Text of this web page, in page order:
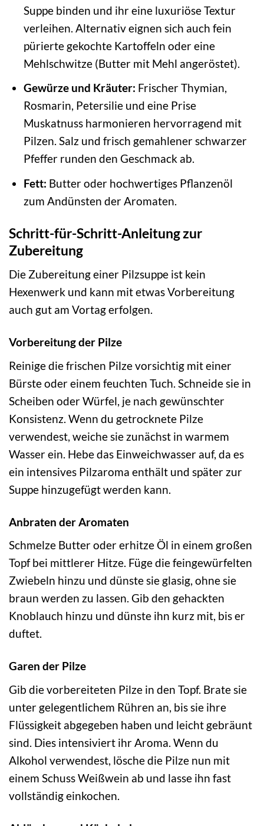
Suppe binden und ihr eine luxuriöse Textur
verleihen. Alternativ eignen sich auch fein
pürierte gekochte Kartoffeln oder eine
Mehlschwitze (Butter mit Mehl angeröstet).
Gewürze und Kräuter: Frischer Thymian,
Rosmarin, Petersilie und eine Prise
Muskatnuss harmonieren hervorragend mit
Pilzen. Salz und frisch gemahlener schwarzer
Pfeffer runden den Geschmack ab.
Fett: Butter oder hochwertiges Pflanzenöl
zum Andünsten der Aromaten.
Schritt-für-Schritt-Anleitung zur
Zubereitung
Die Zubereitung einer Pilzsuppe ist kein
Hexenwerk und kann mit etwas Vorbereitung
auch gut am Vortag erfolgen.
Vorbereitung der Pilze
Reinige die frischen Pilze vorsichtig mit einer
Bürste oder einem feuchten Tuch. Schneide sie in
Scheiben oder Würfel, je nach gewünschter
Konsistenz. Wenn du getrocknete Pilze
verwendest, weiche sie zunächst in warmem
Wasser ein. Hebe das Einweichwasser auf, da es
ein intensives Pilzaroma enthält und später zur
Suppe hinzugefügt werden kann.
Anbraten der Aromaten
Schmelze Butter oder erhitze Öl in einem großen
Topf bei mittlerer Hitze. Füge die feingewürfelten
Zwiebeln hinzu und dünste sie glasig, ohne sie
braun werden zu lassen. Gib den gehackten
Knoblauch hinzu und dünste ihn kurz mit, bis er
duftet.
Garen der Pilze
Gib die vorbereiteten Pilze in den Topf. Brate sie
unter gelegentlichem Rühren an, bis sie ihre
Flüssigkeit abgegeben haben und leicht gebräunt
sind. Dies intensiviert ihr Aroma. Wenn du
Alkohol verwendest, lösche die Pilze nun mit
einem Schuss Weißwein ab und lasse ihn fast
vollständig einkochen.